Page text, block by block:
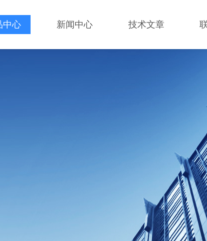
中心 新闻中心 技术文章